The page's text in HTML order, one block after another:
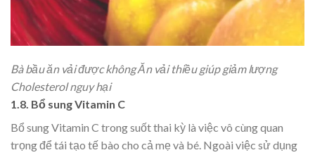
Bà bầu ăn vải được không Ăn vải thiều giúp giảm lượng
Cholesterol nguy hại
1.8. Bổ sung Vitamin C
Bổ sung Vitamin C trong suốt thai kỳ là việc vô cùng quan
trọng để tái tạo tế bào cho cả mẹ và bé. Ngoài việc sử dụng